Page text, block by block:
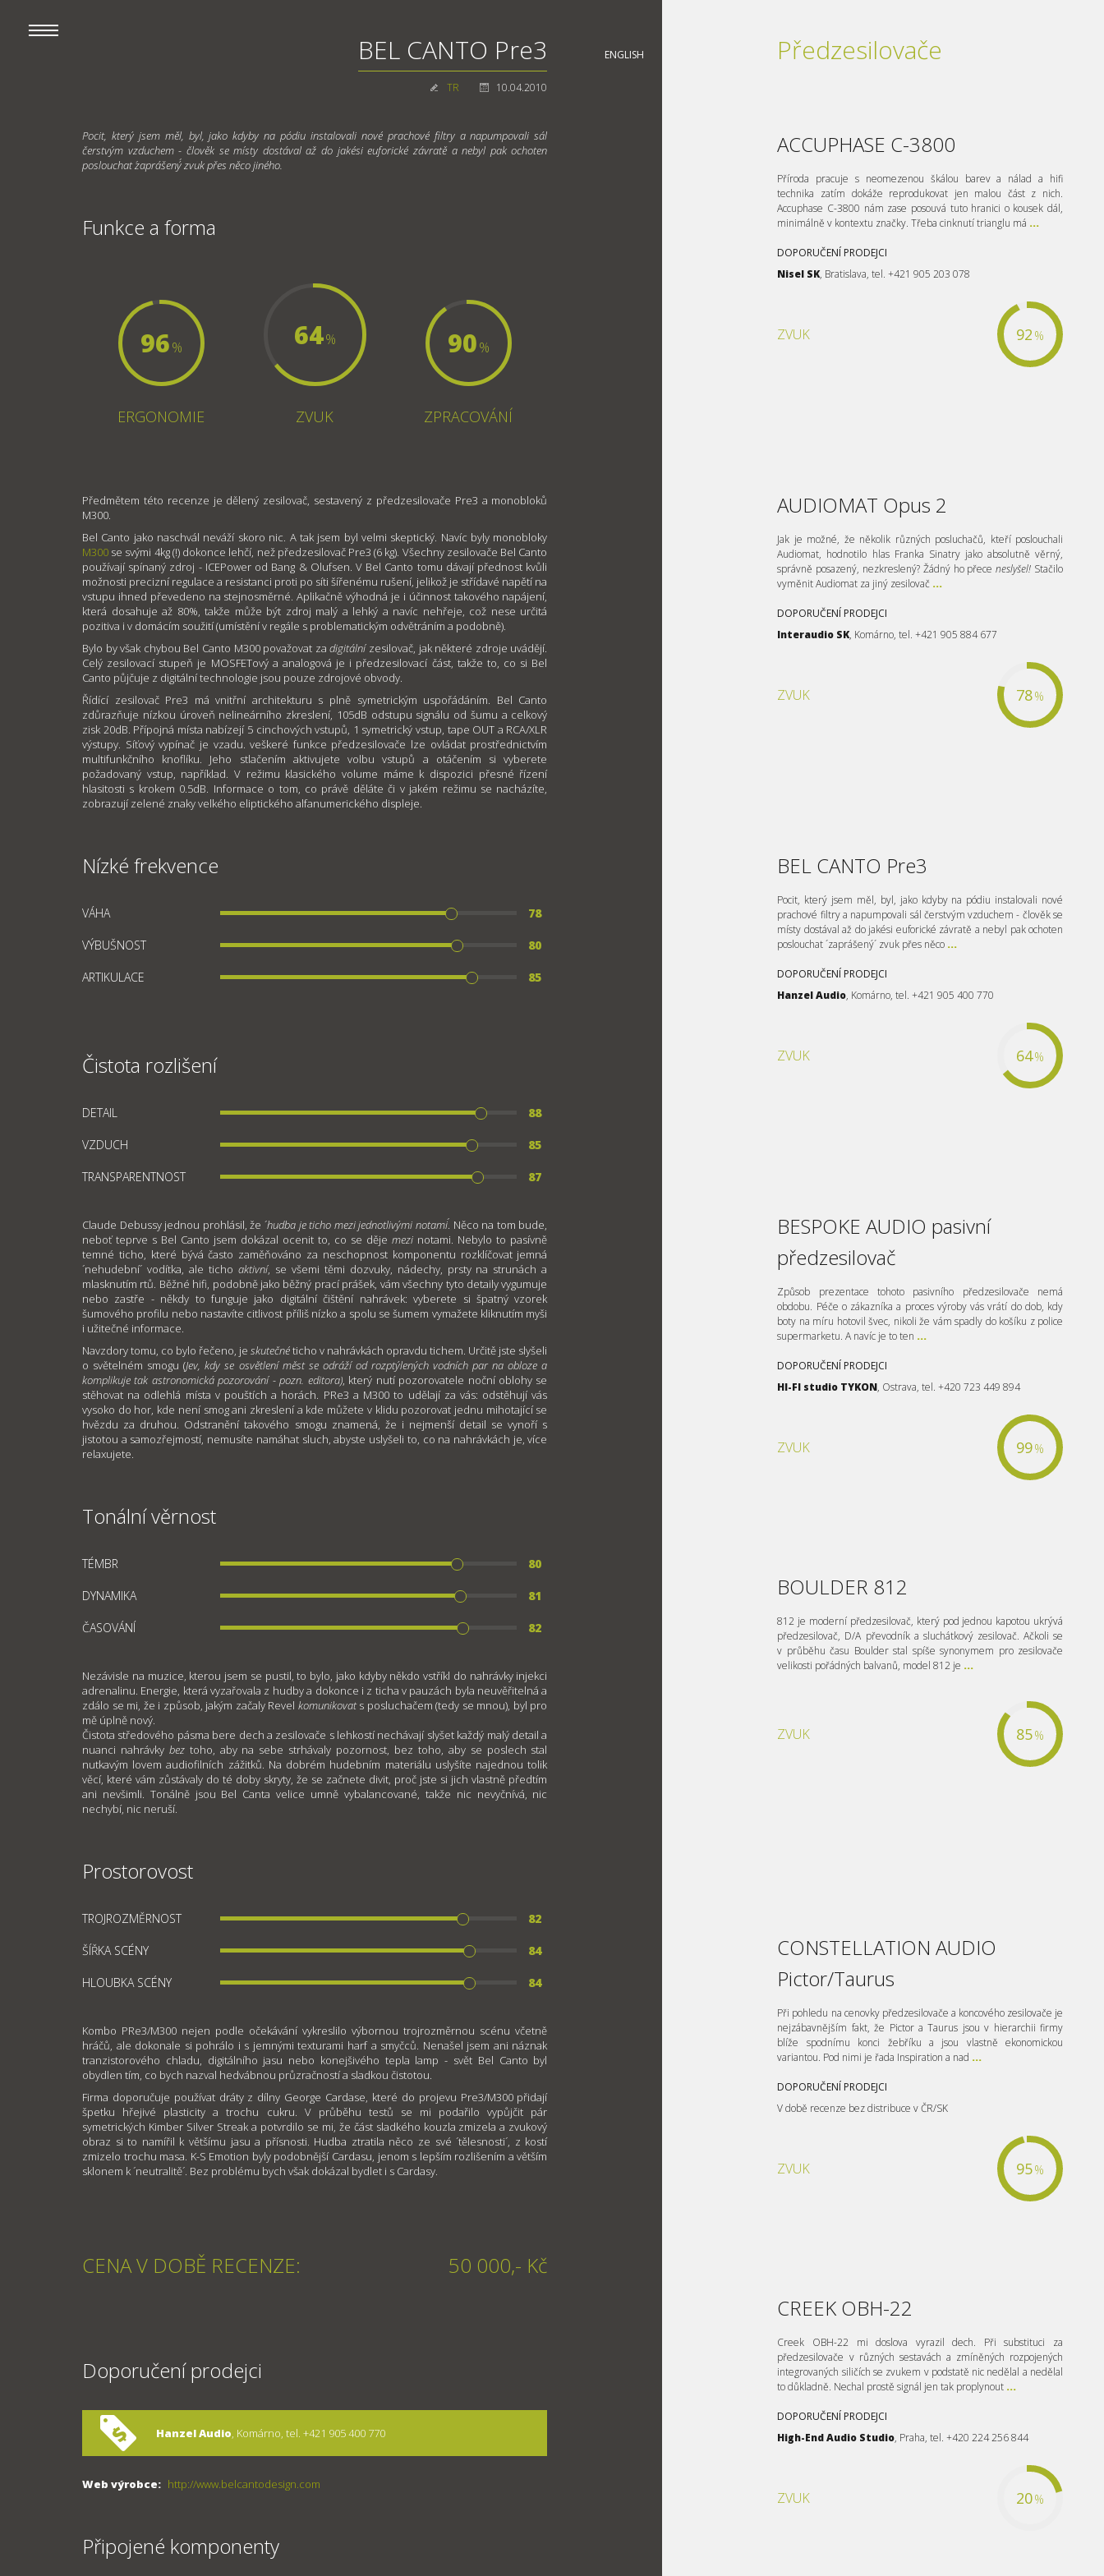
BEL CANTO Pre3
TR 10.04.2010
Předzesilovače
Pocit, který jsem měl, byl, jako kdyby na pódiu instalovali nové prachové filtry a napumpovali sál
čerstvým vzduchem - člověk se místy dostával až do jakési euforické závratě a nebyl pak ochoten
poslouchat ´zaprášený´ zvuk přes něco jiného.
Funkce a forma
96%
ERGONOMIE
64%
ZVUK
90%
ZPRACOVÁNÍ
Předmětem této recenze je dělený zesilovač, sestavený z předzesilovače Pre3 a monobloků
M300.
Bel Canto jako naschvál neváží skoro nic. A tak jsem byl velmi skeptický. Navíc byly monobloky
M300 se svými 4kg (!) dokonce lehčí, než předzesilovač Pre3 (6 kg). Všechny zesilovače Bel Canto
používají spínaný zdroj - ICEPower od Bang & Olufsen. V Bel Canto tomu dávají přednost kvůli
možnosti precizní regulace a resistanci proti po síti šířenému rušení, jelikož je střídavé napětí na
vstupu ihned převedeno na stejnosměrné. Aplikačně výhodná je i účinnost takového napájení,
která dosahuje až 80%, takže může být zdroj malý a lehký a navíc nehřeje, což nese určitá
pozitiva i v domácím soužití (umístění v regále s problematickým odvětráním a podobně).
Bylo by však chybou Bel Canto M300 považovat zadigitální zesilovač, jak některé zdroje uvádějí.
Celý zesilovací stupeň je MOSFETový a analogová je i předzesilovací část, takže to, co si Bel
Canto půjčuje z digitální technologie jsou pouze zdrojové obvody.
Řídící zesilovač Pre3 má vnitřní architekturu s plně symetrickým uspořádáním. Bel Canto
zdůrazňuje nízkou úroveň nelineárního zkreslení, 105dB odstupu signálu od šumu a celkový
zisk 20dB. Přípojná místa nabízejí 5 cinchových vstupů, 1 symetrický vstup, tape OUT a RCA/XLR
výstupy. Síťový vypínač je vzadu. veškeré funkce předzesilovače lze ovládat prostřednictvím
multifunkčního knoflíku. Jeho stlačením aktivujete volbu vstupů a otáčením si vyberete
požadovaný vstup, například. V režimu klasického volume máme k dispozici přesné řízení
hlasitosti s krokem 0.5dB. Informace o tom, co právě děláte či v jakém režimu se nacházíte,
zobrazují zelené znaky velkého eliptického alfanumerického displeje.
Nízké frekvence
VÁHA 78
VÝBUŠNOST 80
ARTIKULACE 85
Čistota rozlišení
DETAIL 88
VZDUCH 85
TRANSPARENTNOST 87
Claude Debussy jednou prohlásil, že ´hudba je ticho mezi jednotlivými notami´. Něco na tom bude,
neboť teprve s Bel Canto jsem dokázal ocenit to, co se dějemezi notami. Nebylo to pasívně
temné ticho, které bývá často zaměňováno za neschopnost komponentu rozklíčovat jemná
´nehudební´ vodítka, ale ticho aktivní, se všemi těmi dozvuky, nádechy, prsty na strunách a
mlasknutím rtů. Běžné hifi, podobně jako běžný prací prášek, vám všechny tyto detaily vygumuje
nebo zastře - někdy to funguje jako digitální čištění nahrávek: vyberete si špatný vzorek
šumového profilu nebo nastavíte citlivost příliš nízko a spolu se šumem vymažete kliknutím myši
i užitečné informace.
Navzdory tomu, co bylo řečeno, jeskutečnéticho v nahrávkách opravdu tichem. Určitě jste slyšeli
o světelném smogu (Jev, kdy se osvětlení měst se odráží od rozptýlených vodních par na obloze a
komplikuje tak astronomická pozorování - pozn. editora), který nutí pozorovatele noční oblohy se
stěhovat na odlehlá místa v pouštích a horách. PRe3 a M300 to udělají za vás: odstěhují vás
vysoko do hor, kde není smog ani zkreslení a kde můžete v klidu pozorovat jednu mihotající se
hvězdu za druhou. Odstranění takového smogu znamená, že i nejmenší detail se vynoří s
jistotou a samozřejmostí, nemusíte namáhat sluch, abyste uslyšeli to, co na nahrávkách je, více
relaxujete.
Tonální věrnost
TÉMBR 80
DYNAMIKA 81
ČASOVÁNÍ 82
Nezávisle na muzice, kterou jsem se pustil, to bylo, jako kdyby někdo vstříkl do nahrávky injekci
adrenalinu. Energie, která vyzařovala z hudby a dokonce i z ticha v pauzách byla neuvěřitelná a
zdálo se mi, že i způsob, jakým začaly Revel komunikovats posluchačem (tedy se mnou), byl pro
mě úplně nový.
Čistota středového pásma bere dech a zesilovače s lehkostí nechávají slyšet každý malý detail a
nuanci nahrávky bez toho, aby na sebe strhávaly pozornost, bez toho, aby se poslech stal
nutkavým lovem audiofilních zážitků. Na dobrém hudebním materiálu uslyšíte najednou tolik
věcí, které vám zůstávaly do té doby skryty, že se začnete divit, proč jste si jich vlastně předtím
ani nevšimli. Tonálně jsou Bel Canta velice umně vybalancované, takže nic nevyčnívá, nic
nechybí, nic neruší.
Prostorovost
TROJROZMĚRNOST 82
ŠÍŘKA SCÉNY 84
HLOUBKA SCÉNY 84
Kombo PRe3/M300 nejen podle očekávání vykreslilo výbornou trojrozměrnou scénu včetně
hráčů, ale dokonale si pohrálo i s jemnými texturami harf a smyčců. Nenašel jsem ani náznak
tranzistorového chladu, digitálního jasu nebo konejšivého tepla lamp - svět Bel Canto byl
obydlen tím, co bych nazval hedvábnou průzračností a sladkou čistotou.
Firma doporučuje používat dráty z dílny George Cardase, které do projevu Pre3/M300 přidají
špetku hřejivé plasticity a trochu cukru. V průběhu testů se mi podařilo vypůjčit pár
symetrických Kimber Silver Streak a potvrdilo se mi, že část sladkého kouzla zmizela a zvukový
obraz si to namířil k většímu jasu a přísnosti. Hudba ztratila něco ze své ´tělesnosti´, z kostí
zmizelo trochu masa. K-S Emotion byly podobnější Cardasu, jenom s lepším rozlišením a větším
sklonem k ´neutralitě´. Bez problému bych však dokázal bydlet i s Cardasy.
CENA V DOBĚ RECENZE: 50 000,- Kč
Doporučení prodejci
Hanzel Audio, Komárno, tel. +421 905 400 770
Web výrobce: http://www.belcantodesign.com
Připojené komponenty
ACCUPHASE C-3800
Příroda pracuje s neomezenou škálou barev a nálad a hifi
technika zatím dokáže reprodukovat jen malou část z nich.
Accuphase C-3800 nám zase posouvá tuto hranici o kousek dál,
minimálně v kontextu značky. Třeba cinknutí trianglu má ...
DOPORUČENÍ PRODEJCI
Nisel SK, Bratislava, tel. +421 905 203 078
ZVUK 92 %
AUDIOMAT Opus 2
Jak je možné, že několik různých posluchačů, kteří poslouchali
Audiomat, hodnotilo hlas Franka Sinatry jako absolutně věrný,
správně posazený, nezkreslený? Žádný ho přeceneslyšel! Stačilo
vyměnit Audiomat za jiný zesilovač ...
DOPORUČENÍ PRODEJCI
Interaudio SK, Komárno, tel. +421 905 884 677
ZVUK 78%
BEL CANTO Pre3
Pocit, který jsem měl, byl, jako kdyby na pódiu instalovali nové
prachové filtry a napumpovali sál čerstvým vzduchem - člověk se
místy dostával až do jakési euforické závratě a nebyl pak ochoten
poslouchat ´zaprášený´ zvuk přes něco ...
DOPORUČENÍ PRODEJCI
Hanzel Audio, Komárno, tel. +421 905 400 770
ZVUK 64%
BESPOKE AUDIO pasivní
předzesilovač
Způsob prezentace tohoto pasivního předzesilovače nemá
obdobu. Péče o zákazníka a proces výroby vás vrátí do dob, kdy
boty na míru hotovil švec, nikoli že vám spadly do košíku z police
supermarketu. A navíc je to ten ...
DOPORUČENÍ PRODEJCI
HI-FI studio TYKON, Ostrava, tel. +420 723 449 894
ZVUK 99%
BOULDER 812
812 je moderní předzesilovač, který pod jednou kapotou ukrývá
předzesilovač, D/A převodník a sluchátkový zesilovač. Ačkoli se
v průběhu času Boulder stal spíše synonymem pro zesilovače
velikosti pořádných balvanů, model 812 je ...
ZVUK 85%
CONSTELLATION AUDIO
Pictor/Taurus
Při pohledu na cenovky předzesilovače a koncového zesilovače je
nejzábavnějším fakt, že Pictor a Taurus jsou v hierarchii firmy
blíže spodnímu konci žebříku a jsou vlastně ekonomickou
variantou. Pod nimi je řada Inspiration a nad ...
DOPORUČENÍ PRODEJCI
V době recenze bez distribuce v ČR/SK
ZVUK 95%
CREEK OBH-22
Creek OBH-22 mi doslova vyrazil dech. Při substituci za
předzesilovače v různých sestavách a zmíněných rozpojených
integrovaných siličích se zvukem v podstatě nic nedělal a nedělal
to důkladně. Nechal prostě signál jen tak proplynout ...
DOPORUČENÍ PRODEJCI
High-End Audio Studio, Praha, tel. +420 224 256 844
ZVUK 20%
ENGLISH